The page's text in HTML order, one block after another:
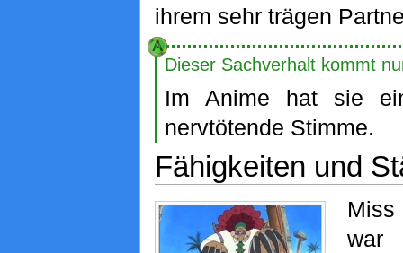
ihrem sehr trägen
Dieser Sachverhalt kommt
Im Anime hat sie
nervtötende Stimme.
Fähigkeiten und